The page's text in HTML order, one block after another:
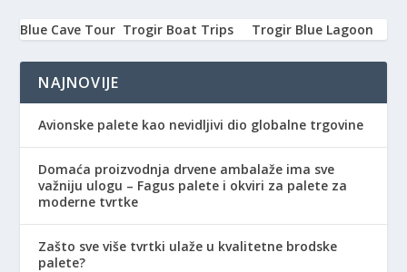
Blue Cave Tour Trogir Boat Trips Trogir Blue Lagoon
NAJNOVIJE
Avionske palete kao nevidljivi dio globalne trgovine
Domaća proizvodnja drvene ambalaže ima sve
važniju ulogu – Fagus palete i okviri za palete za
moderne tvrtke
Zašto sve više tvrtki ulaže u kvalitetne brodske
palete?